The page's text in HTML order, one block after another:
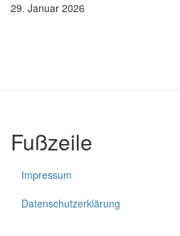
29. Januar 2026
Fußzeile
Impressum
Datenschutzerklärung